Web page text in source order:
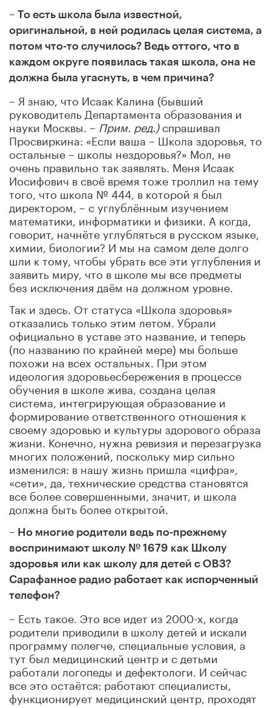
– То есть школа была известной,
оригинальной, в ней родилась целая система, а
потом что-то случилось? Ведь оттого, что в
каждом округе появилась такая школа, она не
должна была угаснуть, в чем причина?
– Я знаю, что Исаак Калина (бывший
руководитель Департамента образования и
науки Москвы. – Прим. ред.)спрашивал
Просвиркина: «Если ваша – Школа здоровья, то
остальные – школы нездоровья?» Мол, не
очень правильно так заявлять. Меня Исаак
Иосифович в своё время тоже троллил на тему
того, что школа № 444, в которой я был
директором, – с углублённым изучением
математики, информатики и физики. А когда,
говорит, начнёте углубляться в русском языке,
химии, биологии? И мы на самом деле долго
шли к тому, чтобы убрать все эти углубления и
заявить миру, что в школе мы все предметы
без исключения даём на должном уровне.
Так и здесь. От статуса «Школа здоровья»
отказались только этим летом. Убрали
официально в уставе это название, и теперь
(по названию по крайней мере) мы больше
похожи на всех остальных. При этом
идеология здоровьесбережения в процессе
обучения в школе жива, создана целая
система, интегрирующая образование и
формирование ответственного отношения к
своему здоровью и культуры здорового образа
жизни. Конечно, нужна ревизия и перезагрузка
многих положений, поскольку мир сильно
изменился: в нашу жизнь пришла «цифра»,
«сети», да, технические средства становятся
все более совершенными, значит, и школа
должна быть более открытой.
– Но многие родители ведь по-прежнему
воспринимают школу № 1679 как Школу
здоровья или как школу для детей с ОВЗ?
Сарафанное радио работает как испорченный
телефон?
– Есть такое. Это все идет из 2000-х, когда
родители приводили в школу детей и искали
программу полегче, специальные условия, а
тут был медицинский центр и с детьми
работали логопеды и дефектологи. И сейчас
все это остаётся: работают специалисты,
функционирует медицинский центр, проходят